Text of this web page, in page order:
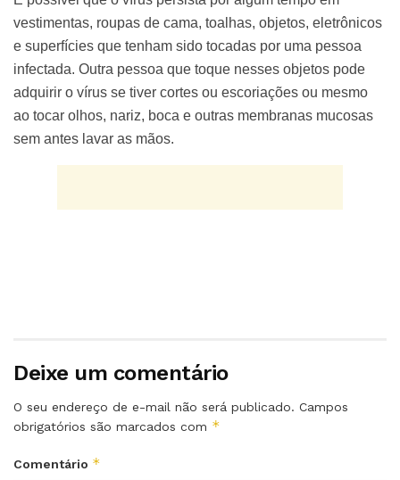
vestimentas, roupas de cama, toalhas, objetos, eletrônicos
e superfícies que tenham sido tocadas por uma pessoa
infectada. Outra pessoa que toque nesses objetos pode
adquirir o vírus se tiver cortes ou escoriações ou mesmo
ao tocar olhos, nariz, boca e outras membranas mucosas
sem antes lavar as mãos.
Deixe um comentário
O seu endereço de e-mail não será publicado. Campos
obrigatórios são marcados com *
Comentário *